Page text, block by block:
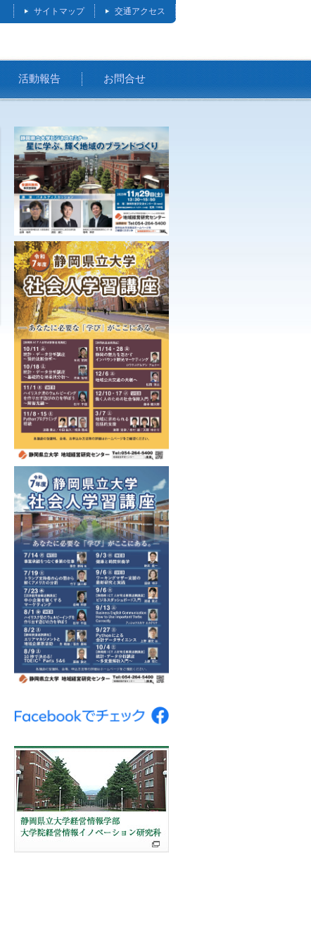
サイトマップ 交通アクセス
活動報告 お問合せ